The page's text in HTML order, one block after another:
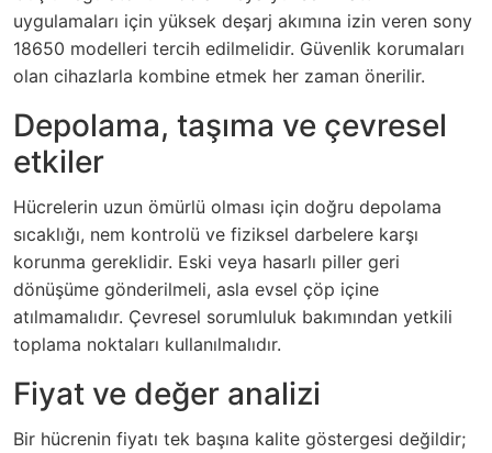
uygulamaları için yüksek deşarj akımına izin veren sony
18650 modelleri tercih edilmelidir. Güvenlik korumaları
olan cihazlarla kombine etmek her zaman önerilir.
Depolama, taşıma ve çevresel
etkiler
Hücrelerin uzun ömürlü olması için doğru depolama
sıcaklığı, nem kontrolü ve fiziksel darbelere karşı
korunma gereklidir. Eski veya hasarlı piller geri
dönüşüme gönderilmeli, asla evsel çöp içine
atılmamalıdır. Çevresel sorumluluk bakımından yetkili
toplama noktaları kullanılmalıdır.
Fiyat ve değer analizi
Bir hücrenin fiyatı tek başına kalite göstergesi değildir;